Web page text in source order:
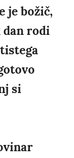
je božič,
dan rodi
si